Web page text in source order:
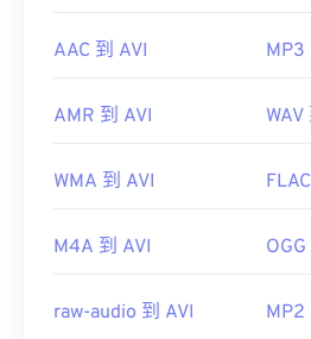
AAC 到 AVI MP3
AMR 到 AVI WAV
WMA 到 AVI
M4A 到 AVI
raw-audio 到 AVI MP2